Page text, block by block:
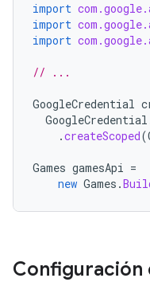
import
import
import
// ...
GoogleCredential
GoogleCredential
.createScoped(
Games gamesApi =
new Games .
Configuración